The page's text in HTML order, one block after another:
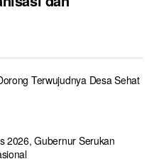
Terwujudnya Desa Sehat
2026, Gubernur Serukan